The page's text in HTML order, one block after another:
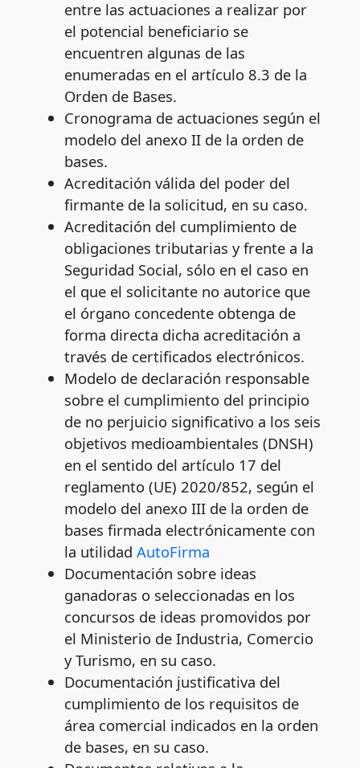
entre las actuaciones a realizar por
el potencial beneficiario se
encuentren algunas de las
enumeradas en el artículo 8.3 de la
Orden de Bases.
Cronograma de actuaciones según el
modelo del anexo II de la orden de
bases.
Acreditación válida del poder del
firmante de la solicitud, en su caso.
Acreditación del cumplimiento de
obligaciones tributarias y frente a la
Seguridad Social, sólo en el caso en
el que el solicitante no autorice que
el órgano concedente obtenga de
forma directa dicha acreditación a
través de certificados electrónicos.
Modelo de declaración responsable
sobre el cumplimiento del principio
de no perjuicio significativo a los seis
objetivos medioambientales (DNSH)
en el sentido del artículo 17 del
reglamento (UE) 2020/852, según el
modelo del anexo III de la orden de
bases firmada electrónicamente con
la utilidad AutoFirma
Documentación sobre ideas
ganadoras o seleccionadas en los
concursos de ideas promovidos por
el Ministerio de Industria, Comercio
y Turismo, en su caso.
Documentación justificativa del
cumplimiento de los requisitos de
área comercial indicados en la orden
de bases, en su caso.